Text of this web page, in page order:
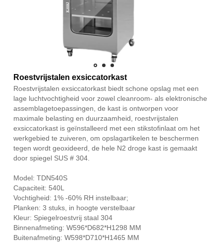
Roestvrijstalen exsiccatorkast
Roestvrijstalen exsiccatorkast biedt schone opslag met een
lage luchtvochtigheid voor zowel cleanroom- als elektronische
assemblagetoepassingen, de kast is ontworpen voor
maximale belasting en duurzaamheid, roestvrijstalen
exsiccatorkast is geïnstalleerd met een stikstofinlaat om het
werkgebied te zuiveren, om opslagartikelen te beschermen
tegen wordt geoxideerd, de hele N2 droge kast is gemaakt
door spiegel SUS # 304.
Model: TDN540S
Capaciteit: 540L
Vochtigheid: 1% -60% RH instelbaar;
Planken: 3 stuks, in hoogte verstelbaar
Kleur: Spiegelroestvrij staal 304
Binnenafmeting: W596*D682*H1298 MM
Buitenafmeting: W598*D710*H1465 MM